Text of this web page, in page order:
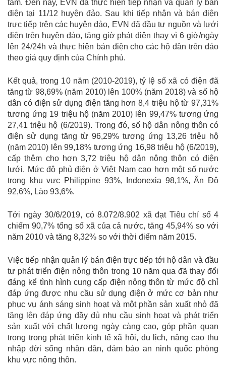
tâm. Đến nay, EVN đã thực hiện tiếp nhận và quản lý bán
điện tại 11/12 huyện đảo. Sau khi tiếp nhận và bán điện
trực tiếp trên các huyện đảo, EVN đã đầu tư nguồn và lưới
điện trên huyện đảo, tăng giờ phát điện thay vì 6 giờ/ngày
lên 24/24h và thực hiện bán điện cho các hộ dân trên đảo
theo giá quy định của Chính phủ.
Kết quả, trong 10 năm (2010-2019), tỷ lệ số xã có điện đã
tăng từ 98,69% (năm 2010) lên 100% (năm 2018) và số hộ
dân có điện sử dụng điện tăng hơn 8,4 triệu hộ từ 97,31%
tương ứng 19 triệu hộ (năm 2010) lên 99,47% tương ứng
27,41 triệu hộ (6/2019). Trong đó, số hộ dân nông thôn có
điện sử dụng tăng từ 96,29% tương ứng 13,26 triệu hộ
(năm 2010) lên 99,18% tương ứng 16,98 triệu hộ (6/2019),
cấp thêm cho hơn 3,72 triệu hộ dân nông thôn có điện
lưới. Mức độ phủ điện ở Việt Nam cao hơn một số nước
trong khu vực Philippine 93%, Indonexia 98,1%, Ấn Độ
92,6%, Lào 93,6%.
Tới ngày 30/6/2019, có 8.072/8.902 xã đạt Tiêu chí số 4
chiếm 90,7% tổng số xã của cả nước, tăng 45,94% so với
năm 2010 và tăng 8,32% so với thời điểm năm 2015.
Việc tiếp nhận quản lý bán điện trực tiếp tới hộ dân và đầu
tư phát triển điện nông thôn trong 10 năm qua đã thay đổi
đáng kể tình hình cung cấp điện nông thôn từ mức độ chỉ
đáp ứng được nhu cầu sử dụng điện ở mức cơ bản như
phục vụ ánh sáng sinh hoạt và một phần sản xuất nhỏ đã
tăng lên đáp ứng đầy đủ nhu cầu sinh hoạt và phát triển
sản xuất với chất lượng ngày càng cao, góp phần quan
trọng trong phát triển kinh tế xã hội, du lịch, nâng cao thu
nhập đời sống nhân dân, đảm bảo an ninh quốc phòng
khu vực nông thôn.